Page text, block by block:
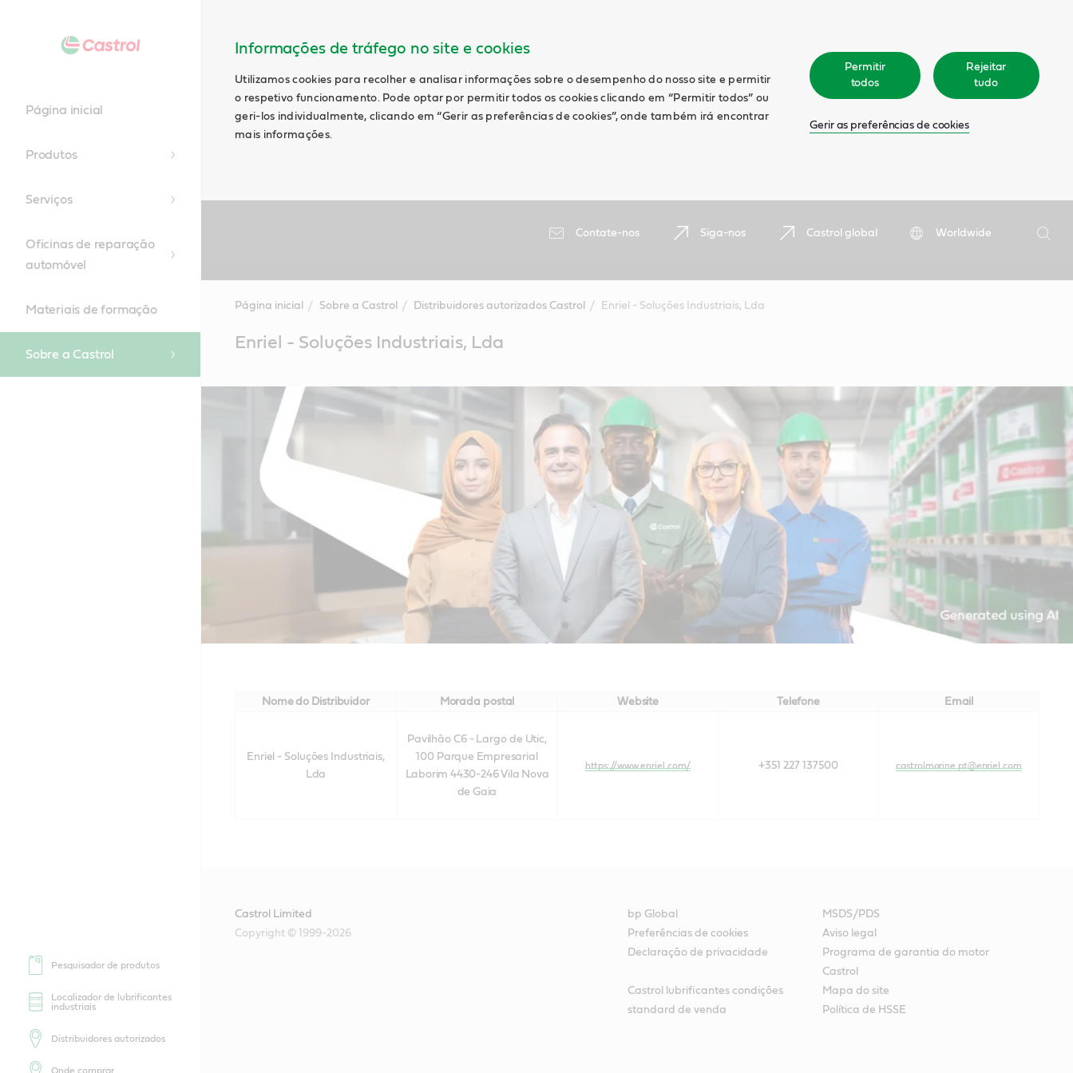
Informações de tráfego no site e cookies
Utilizamos cookies para recolher e analisar informações sobre o desempenho do nosso site e permitir
o respetivo funcionamento. Pode optar por permitir todos os cookies clicando em “Permitir todos” ou
geri-los individualmente, clicando em “Gerir as preferências de cookies”, onde também irá encontrar
mais informações.
Permitir
todos
Rejeitar
tudo
Gerir as preferências de cookies
Contate-nos Siga-nos Castrol global
Worldwide
Página inicial
Produtos
Serviços
Oficinas de reparação
automóvel
Materiais de formação
Sobre a Castrol
Pesquisador de produtos
Localizador de lubrificantes
industriais
Distribuidores autorizados
Onde comprar
Página inicial Sobre a Castrol Distribuidores autorizados Castrol Enriel - Soluções Industriais, Lda
ContentEnriel - Soluções Industriais, Lda
Nome do Distribuidor Morada postal Website Telefone Email
Enriel - Soluções Industriais,
Lda
Pavilhâo C6 - Largo de Utic,
100 Parque Empresarial
Laborim 4430-246 Vila Nova
de Gaia
https://www.enriel.com/ +351 227 137500 castrolmarine.pt@enriel.com
Castrol Limited
Copyright © 1999-2026
bp Global
MSDS/PDS
Preferências de cookies
Aviso legal
Declaração de privacidade
Programa de garantia do motor
Castrol
Castrol lubrificantes condições
standard de venda
Mapa do site
Política de HSSE